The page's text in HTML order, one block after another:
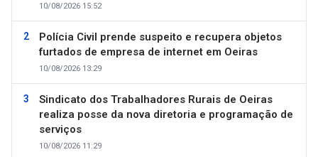
10/08/2026 15:52
Polícia Civil prende suspeito e recupera objetos
furtados de empresa de internet em Oeiras
10/08/2026 13:29
Sindicato dos Trabalhadores Rurais de Oeiras
realiza posse da nova diretoria e programação de
serviços
10/08/2026 11:29